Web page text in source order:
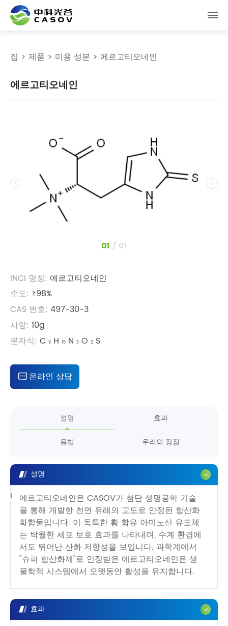
집 > 제품 > 미용 성분 > 에르고티오네인
에르고티오네인
1 / 1
INCI 명칭: 에르고티오네인
순도: ≥98%
CAS 번호: 497-30-3
사양: 10g
분자식: C 9 H 15 N 3 O 2 S
온라인 상담
설명 효과
용법 우리의 장점
설명
에르고티오네인은 CASOV가 첨단 생명공학 기술
을 통해 개발한 천연 유래의 고도로 안정된 항산화
화합물입니다. 이 독특한 황 함유 아미노산 유도체
는 탁월한 세포 보호 효과를 나타내며, 수계 환경에
서도 뛰어난 산화 저항성을 보입니다. 과학계에서
"슈퍼 항산화제"로 인정받은 에르고티오네인은 생
물학적 시스템에서 오랫동안 활성을 유지합니다.
효과